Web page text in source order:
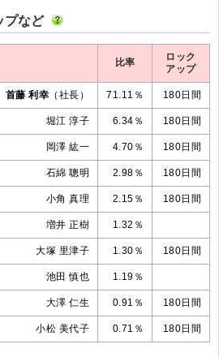
プなど
比率
ロック
アップ
首藤 利幸 （社長） 71.11％ 180日間
堀江 淳子 6.34％ 180日間
岡澤 紘一 4.70％ 180日間
石綿 聰明 2.98％ 180日間
小角 真理 2.15％ 180日間
増井 正樹 1.32％
大塚 里津子 1.30％ 180日間
池田 慎也 1.19％
大澤 仁生 0.91％ 180日間
小松 美代子 0.71％ 180日間